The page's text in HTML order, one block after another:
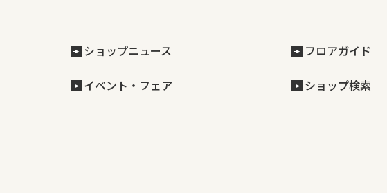
ショップニュース
イベント・フェア
フロアガイド
ショップ検索